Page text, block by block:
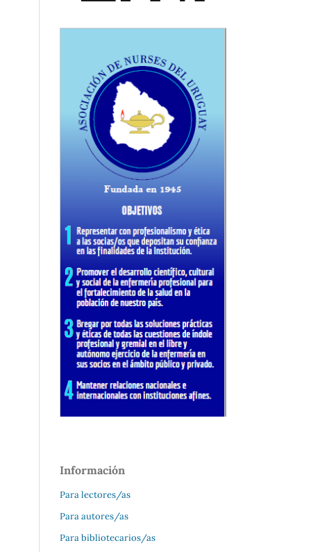
Información
Para lectores/as
Para autores/as
Para bibliotecarios/as